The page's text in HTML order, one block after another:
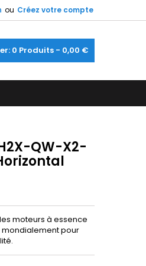
ou Créez votre compte
0 Produits - 0,00 €
QW-X2-
moteurs à essence
pour